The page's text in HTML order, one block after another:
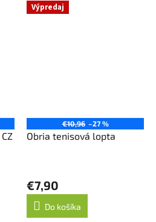
Výpredaj
€10,96 –27 %
Obria tenisová lopta
€7,90
Do košíka